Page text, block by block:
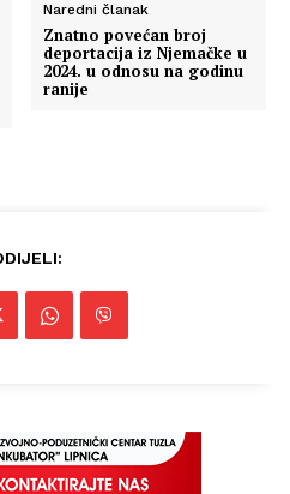
Naredni članak
Znatno povećan broj
deportacija iz Njemačke u
2024. u odnosu na godinu
ranije